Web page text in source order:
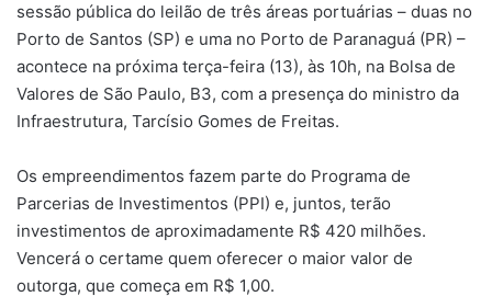
sessão pública do leilão de três áreas portuárias – duas no
Porto de Santos (SP) e uma no Porto de Paranaguá (PR) –
acontece na próxima terça-feira (13), às 10h, na Bolsa de
Valores de São Paulo, B3, com a presença do ministro da
Infraestrutura, Tarcísio Gomes de Freitas.
Os empreendimentos fazem parte do Programa de
Parcerias de Investimentos (PPI) e, juntos, terão
investimentos de aproximadamente R$ 420 milhões.
Vencerá o certame quem oferecer o maior valor de
outorga, que começa em R$ 1,00.